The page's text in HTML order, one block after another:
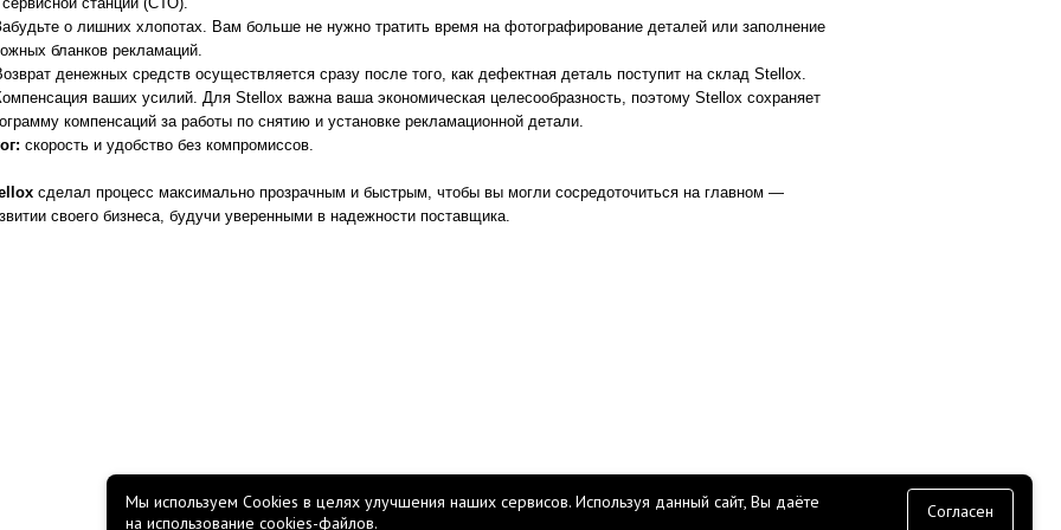
Мы используем Cookies в целях улучшения наших сервисов. Используя данный сайт, Вы даёте
на использование cookies-файлов.
Согласен
о лишних хлопотах. Вам больше не нужно тратить время на фотографирование деталей или заполнение
бланков рекламаций.
денежных средств осуществляется сразу после того, как дефектная деталь поступит на склад Stellox.
ваших усилий. Для Stellox важна ваша экономическая целесообразность, поэтому Stellox сохраняет
компенсаций за работы по снятию и установке рекламационной детали.
скорость и удобство без компромиссов.
сделал процесс максимально прозрачным и быстрым, чтобы вы могли сосредоточиться на главном —
своего бизнеса, будучи уверенными в надежности поставщика.